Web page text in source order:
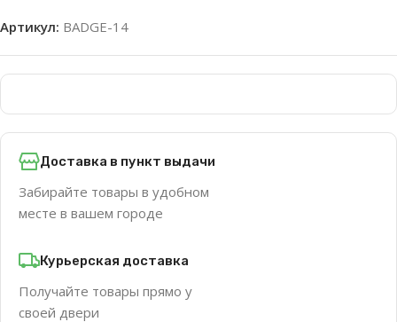
Артикул: BADGE-14
Доставка в пункт выдачи
Забирайте товары в удобном
месте в вашем городе
Курьерская доставка
Получайте товары прямо у
своей двери